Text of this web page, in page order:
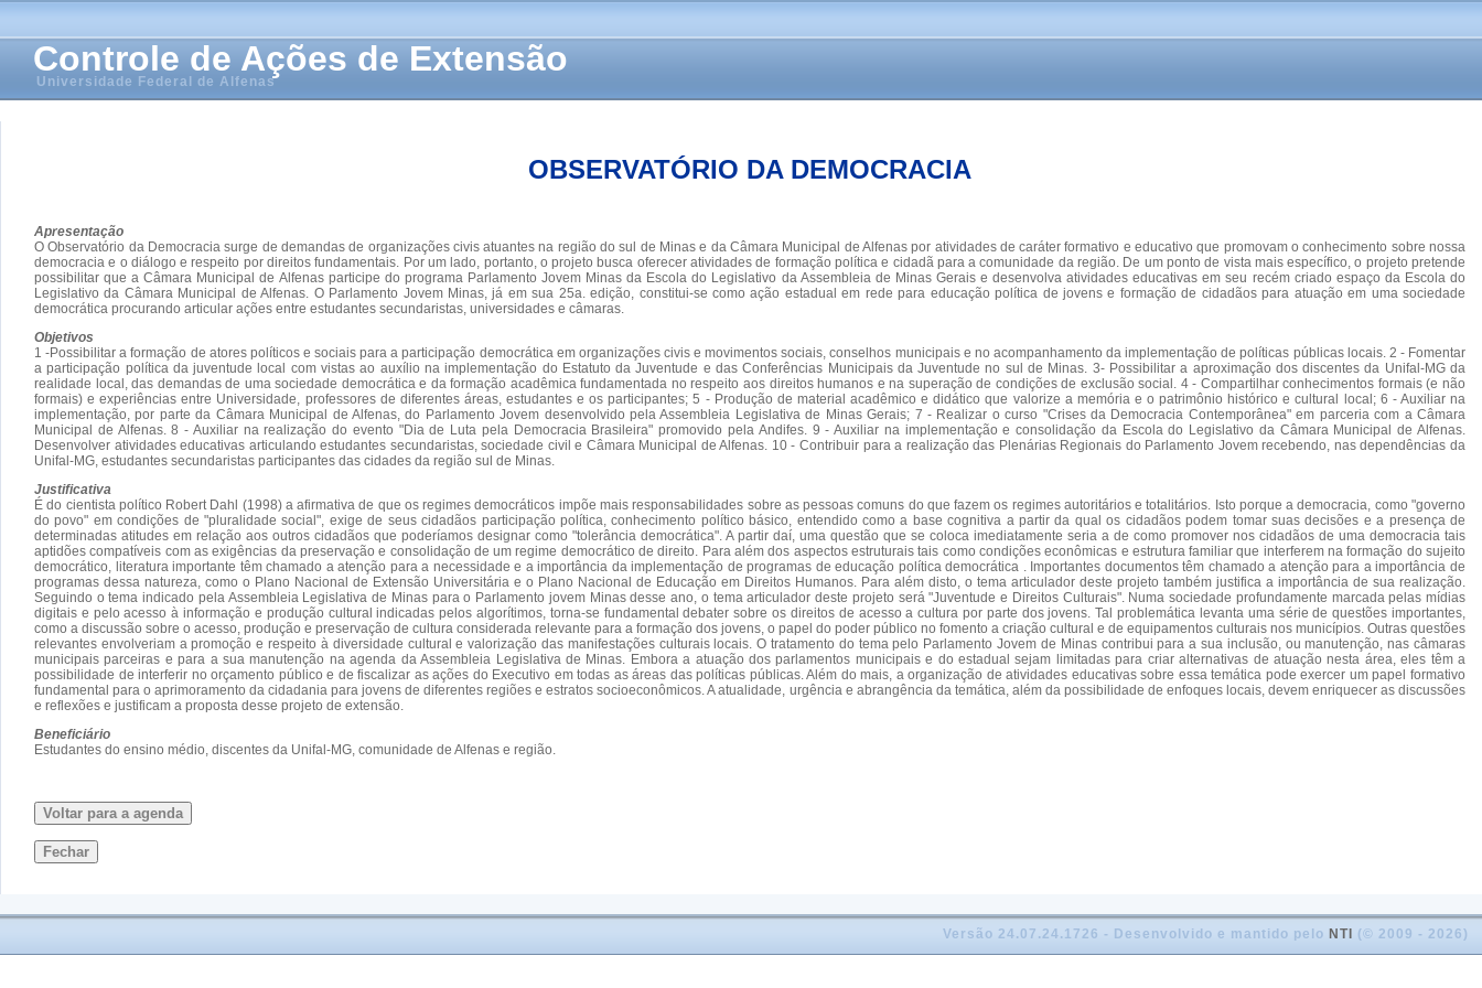
Controle de Ações de Extensão
Universidade Federal de Alfenas
OBSERVATÓRIO DA DEMOCRACIA
Apresentação
O Observatório da Democracia surge de demandas de organizações civis atuantes na região do sul de Minas e da Câmara Municipal de Alfenas por atividades de caráter formativo e educativo que promovam o conhecimento sobre nossa
democracia e o diálogo e respeito por direitos fundamentais. Por um lado, portanto, o projeto busca oferecer atividades de formação política e cidadã para a comunidade da região. De um ponto de vista mais específico, o projeto pretende
possibilitar que a Câmara Municipal de Alfenas participe do programa Parlamento Jovem Minas da Escola do Legislativo da Assembleia de Minas Gerais e desenvolva atividades educativas em seu recém criado espaço da Escola do
Legislativo da Câmara Municipal de Alfenas. O Parlamento Jovem Minas, já em sua 25a. edição, constitui-se como ação estadual em rede para educação política de jovens e formação de cidadãos para atuação em uma sociedade
democrática procurando articular ações entre estudantes secundaristas, universidades e câmaras.
Objetivos
1 -Possibilitar a formação de atores políticos e sociais para a participação democrática em organizações civis e movimentos sociais, conselhos municipais e no acompanhamento da implementação de políticas públicas locais. 2 - Fomentar
a participação política da juventude local com vistas ao auxílio na implementação do Estatuto da Juventude e das Conferências Municipais da Juventude no sul de Minas. 3- Possibilitar a aproximação dos discentes da Unifal-MG da
realidade local, das demandas de uma sociedade democrática e da formação acadêmica fundamentada no respeito aos direitos humanos e na superação de condições de exclusão social. 4 - Compartilhar conhecimentos formais (e não
formais) e experiências entre Universidade, professores de diferentes áreas, estudantes e os participantes; 5 - Produção de material acadêmico e didático que valorize a memória e o patrimônio histórico e cultural local; 6 - Auxiliar na
implementação, por parte da Câmara Municipal de Alfenas, do Parlamento Jovem desenvolvido pela Assembleia Legislativa de Minas Gerais; 7 - Realizar o curso "Crises da Democracia Contemporânea" em parceria com a Câmara
Municipal de Alfenas. 8 - Auxiliar na realização do evento "Dia de Luta pela Democracia Brasileira" promovido pela Andifes. 9 - Auxiliar na implementação e consolidação da Escola do Legislativo da Câmara Municipal de Alfenas.
Desenvolver atividades educativas articulando estudantes secundaristas, sociedade civil e Câmara Municipal de Alfenas. 10 - Contribuir para a realização das Plenárias Regionais do Parlamento Jovem recebendo, nas dependências da
Unifal-MG, estudantes secundaristas participantes das cidades da região sul de Minas.
Justificativa
É do cientista político Robert Dahl (1998) a afirmativa de que os regimes democráticos impõe mais responsabilidades sobre as pessoas comuns do que fazem os regimes autoritários e totalitários. Isto porque a democracia, como "governo
do povo" em condições de "pluralidade social", exige de seus cidadãos participação política, conhecimento político básico, entendido como a base cognitiva a partir da qual os cidadãos podem tomar suas decisões e a presença de
determinadas atitudes em relação aos outros cidadãos que poderíamos designar como "tolerância democrática". A partir daí, uma questão que se coloca imediatamente seria a de como promover nos cidadãos de uma democracia tais
aptidões compatíveis com as exigências da preservação e consolidação de um regime democrático de direito. Para além dos aspectos estruturais tais como condições econômicas e estrutura familiar que interferem na formação do sujeito
democrático, literatura importante têm chamado a atenção para a necessidade e a importância da implementação de programas de educação política democrática . Importantes documentos têm chamado a atenção para a importância de
programas dessa natureza, como o Plano Nacional de Extensão Universitária e o Plano Nacional de Educação em Direitos Humanos. Para além disto, o tema articulador deste projeto também justifica a importância de sua realização.
Seguindo o tema indicado pela Assembleia Legislativa de Minas para o Parlamento jovem Minas desse ano, o tema articulador deste projeto será "Juventude e Direitos Culturais". Numa sociedade profundamente marcada pelas mídias
digitais e pelo acesso à informação e produção cultural indicadas pelos algorítimos, torna-se fundamental debater sobre os direitos de acesso a cultura por parte dos jovens. Tal problemática levanta uma série de questões importantes,
como a discussão sobre o acesso, produção e preservação de cultura considerada relevante para a formação dos jovens, o papel do poder público no fomento a criação cultural e de equipamentos culturais nos municípios. Outras questões
relevantes envolveriam a promoção e respeito à diversidade cultural e valorização das manifestações culturais locais. O tratamento do tema pelo Parlamento Jovem de Minas contribui para a sua inclusão, ou manutenção, nas câmaras
municipais parceiras e para a sua manutenção na agenda da Assembleia Legislativa de Minas. Embora a atuação dos parlamentos municipais e do estadual sejam limitadas para criar alternativas de atuação nesta área, eles têm a
possibilidade de interferir no orçamento público e de fiscalizar as ações do Executivo em todas as áreas das políticas públicas. Além do mais, a organização de atividades educativas sobre essa temática pode exercer um papel formativo
fundamental para o aprimoramento da cidadania para jovens de diferentes regiões e estratos socioeconômicos. A atualidade, urgência e abrangência da temática, além da possibilidade de enfoques locais, devem enriquecer as discussões
e reflexões e justificam a proposta desse projeto de extensão.
Beneficiário
Estudantes do ensino médio, discentes da Unifal-MG, comunidade de Alfenas e região.
Voltar para a agenda
Fechar
Versão 24.07.24.1726 - Desenvolvido e mantido pelo NTI (© 2009 - 2026)